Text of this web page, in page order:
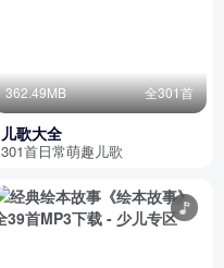
362.49MB 全301首
儿歌大全
301首日常萌趣儿歌